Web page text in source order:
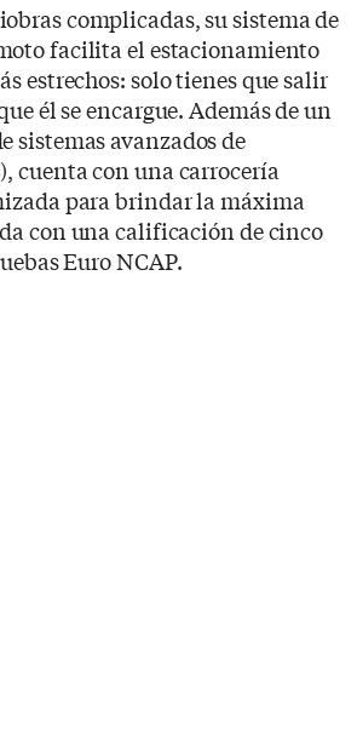
complicadas, su sistema de
facilita el estacionamiento
estrechos: solo tienes que salir
él se encargue. Además de un
sistemas avanzados de
cuenta con una carrocería
para brindar la máxima
con una calificación de cinco
Euro NCAP.